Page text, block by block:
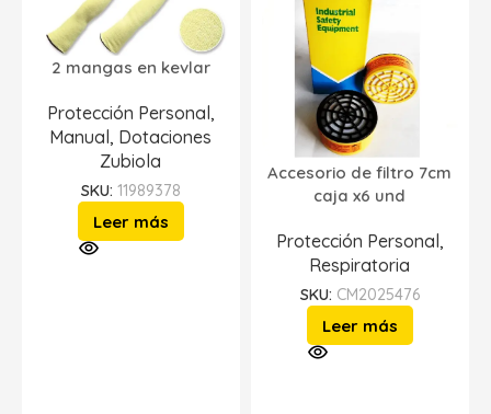
2 mangas en kevlar
Protección Personal,
Manual, Dotaciones
Zubiola
SKU: 11989378
Leer más
Accesorio de filtro 7cm
caja x6 und
Protección Personal,
Respiratoria
SKU: CM2025476
Leer más